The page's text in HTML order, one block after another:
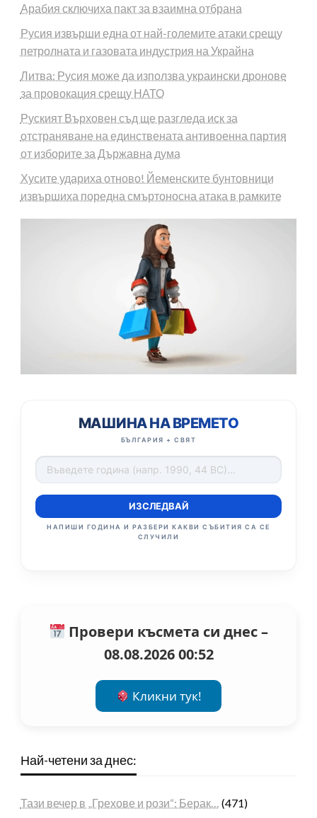
Арабия сключиха пакт за взаимна отбрана
Русия извърши една от най-големите атаки срещу
петролната и газовата индустрия на Украйна
Литва: Русия може да използва украински дронове
за провокация срещу НАТО
Руският Върховен съд ще разгледа иск за
отстраняване на единствената антивоенна партия
от изборите за Държавна дума
Хусите удариха отново! Йеменските бунтовници
извършиха поредна смъртоносна атака в рамките
МАШИНА НА ВРЕМЕТО
БЪЛГАРИЯ + СВЯТ
ИЗСЛЕДВАЙ
НАПИШИ ГОДИНА И РАЗБЕРИ КАКВИ СЪБИТИЯ СА СЕ
СЛУЧИЛИ
Провери късмета си днес –
08.08.2026 00:52
Кликни тук!
Най-четени за днес:
Тази вечер в „Грехове и рози“: Берак… (471)